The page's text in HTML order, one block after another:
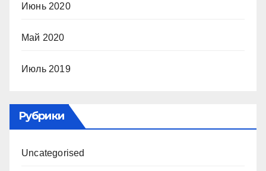
Июнь 2020
Май 2020
Июль 2019
Рубрики
Uncategorised